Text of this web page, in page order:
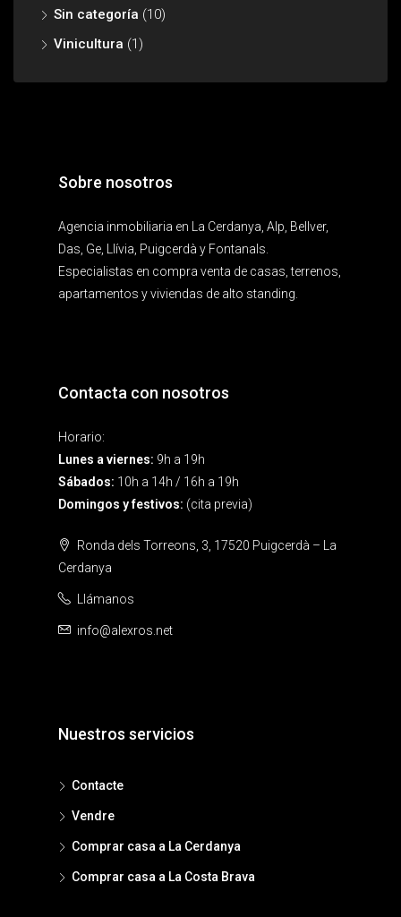
Sin categoría (10)
Vinicultura (1)
Sobre nosotros
Agencia inmobiliaria en La Cerdanya, Alp, Bellver,
Das, Ge, Llívia, Puigcerdà y Fontanals.
Especialistas en compra venta de casas, terrenos,
apartamentos y viviendas de alto standing.
Contacta con nosotros
Horario:
Lunes a viernes: 9h a 19h
Sábados: 10h a 14h / 16h a 19h
Domingos y festivos: (cita previa)
Ronda dels Torreons, 3, 17520 Puigcerdà – La
Cerdanya
Llámanos
info@alexros.net
Nuestros servicios
Contacte
Vendre
Comprar casa a La Cerdanya
Comprar casa a La Costa Brava